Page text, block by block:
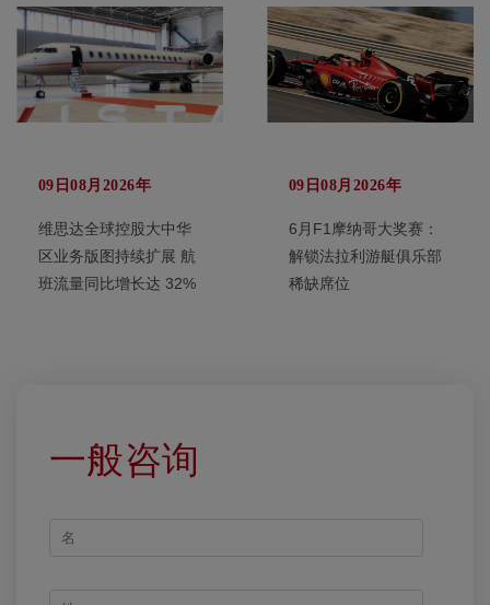
09日08月2026年
维思达全球控股大中华
区业务版图持续扩展 航
班流量同比增长达 32%
09日08月2026年
6月F1摩纳哥大奖赛：
解锁法拉利游艇俱乐部
稀缺席位
一般咨询